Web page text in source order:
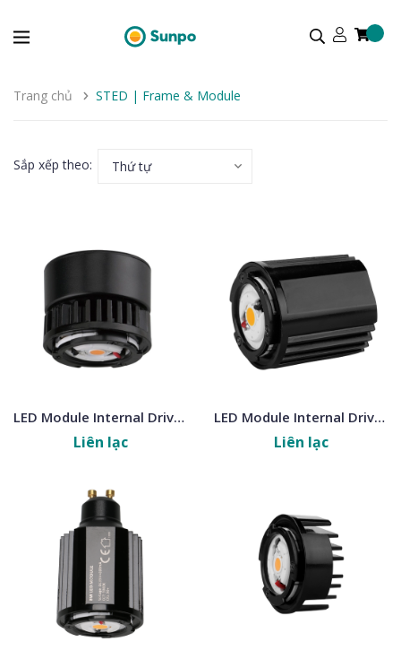
Trang chủ STED | Frame & Module
Sắp xếp theo: Thứ tự
LED Module Internal Driver
Pro DC24V
Liên lạc
LED Module Internal Driver
Pro Special Color
Liên lạc